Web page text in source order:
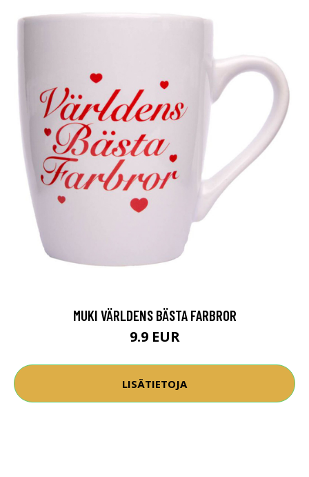
MUKI VÄRLDENS BÄSTA FARBROR
9.9 EUR
LISÄTIETOJA